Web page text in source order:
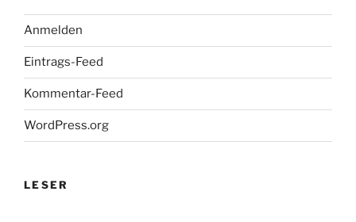
Anmelden
Eintrags-Feed
Kommentar-Feed
WordPress.org
LESER